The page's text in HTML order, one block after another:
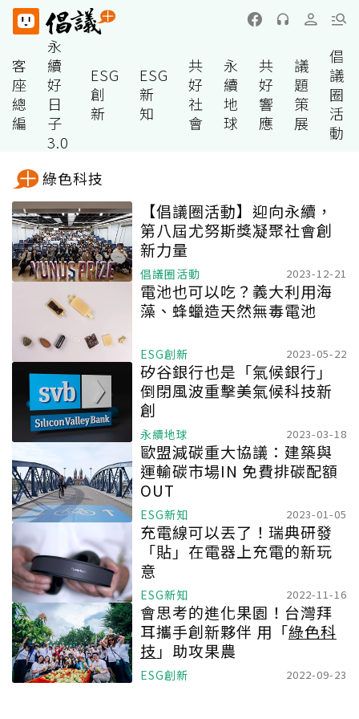
客
座
總
編
永
續
好
日
子
3.0
ESG
創
新
ESG
新
知
共
好
社
會
永
續
地
球
共
好
響
應
議
題
策
展
倡
議
圈
活
動
綠色科技
【倡議圈活動】迎向永續，
第八屆尤努斯獎凝聚社會創
新力量
倡議圈活動 2023-12-21
電池也可以吃？義大利用海
藻、蜂蠟造天然無毒電池
ESG創新 2023-05-22
矽谷銀行也是「氣候銀行」
倒閉風波重擊美氣候科技新
創
永續地球 2023-03-18
歐盟減碳重大協議：建築與
運輸碳市場IN 免費排碳配額
OUT
ESG新知 2023-01-05
充電線可以丟了！瑞典研發
「貼」在電器上充電的新玩
意
ESG新知 2022-11-16
會思考的進化果園！台灣拜
耳攜手創新夥伴 用「綠色科
技 」助攻果農
ESG創新 2022-09-23